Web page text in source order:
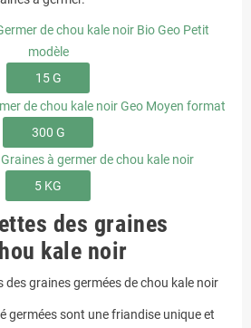
15 G
300 G
5 KG
des graines
kale noir
des graines germées de chou kale noir
germées sont une friandise unique et